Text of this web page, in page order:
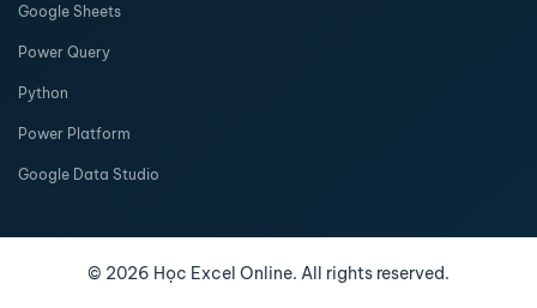
Google Sheets
Power Query
Python
Power Platform
Google Data Studio
© 2026 Học Excel Online. All rights reserved.